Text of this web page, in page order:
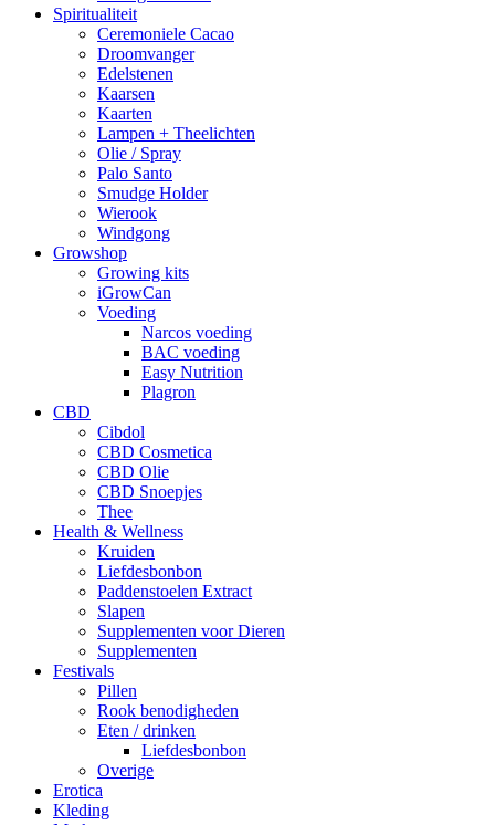
Spiritualiteit
Ceremoniele Cacao
Droomvanger
Edelstenen
Kaarsen
Kaarten
Lampen + Theelichten
Olie / Spray
Palo Santo
Smudge Holder
Wierook
Windgong
Growshop
Growing kits
iGrowCan
Voeding
Narcos voeding
BAC voeding
Easy Nutrition
Plagron
CBD
Cibdol
CBD Cosmetica
CBD Olie
CBD Snoepjes
Thee
Health & Wellness
Kruiden
Liefdesbonbon
Paddenstoelen Extract
Slapen
Supplementen voor Dieren
Supplementen
Festivals
Pillen
Rook benodigheden
Eten / drinken
Liefdesbonbon
Overige
Erotica
Kleding